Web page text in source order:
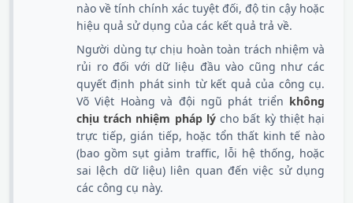
nào về tính chính xác tuyệt đối, độ tin cậy hoặc
hiệu quả sử dụng của các kết quả trả về.
Người dùng tự chịu hoàn toàn trách nhiệm và
rủi ro đối với dữ liệu đầu vào cũng như các
quyết định phát sinh từ kết quả của công cụ.
Võ Việt Hoàng và đội ngũ phát triển không
chịu trách nhiệm pháp lýcho bất kỳ thiệt hại
trực tiếp, gián tiếp, hoặc tổn thất kinh tế nào
(bao gồm sụt giảm traffic, lỗi hệ thống, hoặc
sai lệch dữ liệu) liên quan đến việc sử dụng
các công cụ này.